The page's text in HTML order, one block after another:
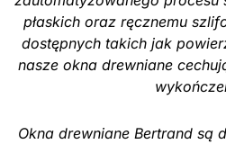
płaskich oraz ręcznemu
dostępnych takich jak
nasze okna drewniane
Okna drewniane Bertrand są